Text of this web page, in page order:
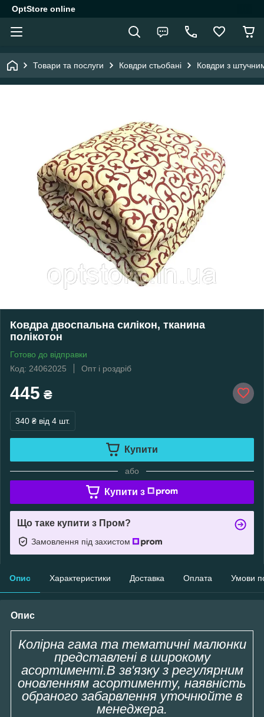
OptStore online
Товари та послуги Ковдри стьобані Ковдри з
Ковдра двоспальна силікон, тканина
полікотон
Готово до відправки
Код: 24062025
Опт і роздріб
445 ₴
340 ₴ від 4 шт.
Купити
або
Купити з
Що таке купити з Пром?
Замовлення під захистом
Опис Характеристики Доставка Оплата Умови
Опис
Колірна гама та тематичні малюнки
представлені в широкому
асортименті.В зв'язку з регулярним
оновленням асортименту, наявність
обраного забарвлення уточнюйте в
менеджера.